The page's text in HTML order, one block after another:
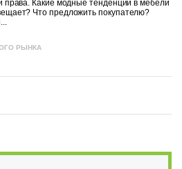
права. Какие модные тенденции в мебели
Что предложить покупателю?
РЫНКА